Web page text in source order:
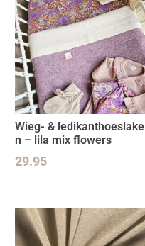
Wieg- & ledikanthoeslake
n – lila mix flowers
29.95